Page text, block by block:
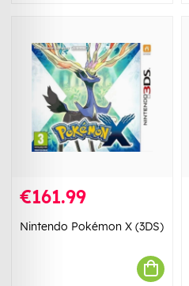
€161.99
Nintendo Pokémon X (3DS)